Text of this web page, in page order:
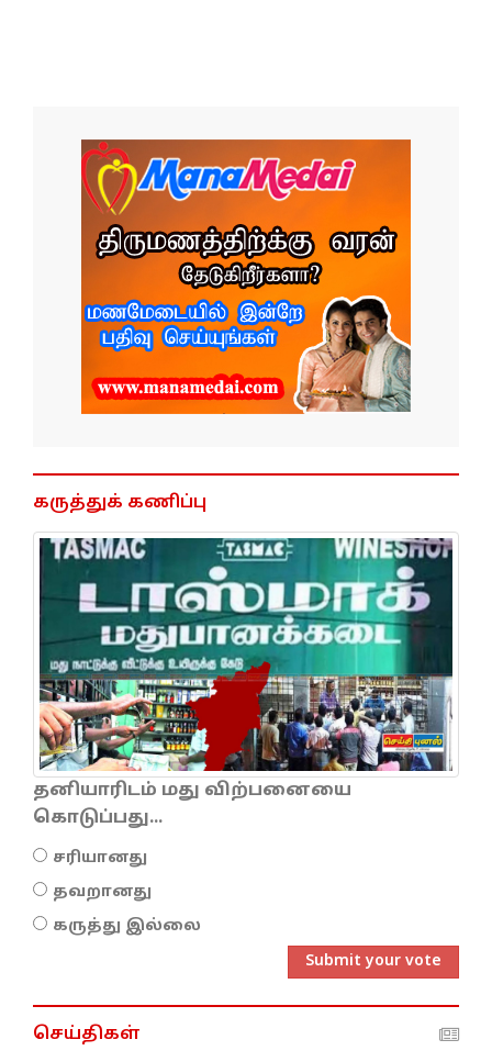
கருத்துக் கணிப்பு
தனியாரிடம் மது விற்பனையை
கொடுப்பது...
சரியானது
தவறானது
கருத்து இல்லை
Submit your vote
செய்திகள்